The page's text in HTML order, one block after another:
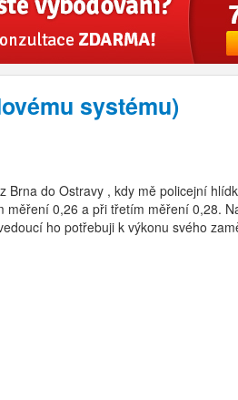
systému)
do Ostravy , kdy mě policejní
0,26 a při třetím měření 0,28.
ho potřebuji k výkonu svého